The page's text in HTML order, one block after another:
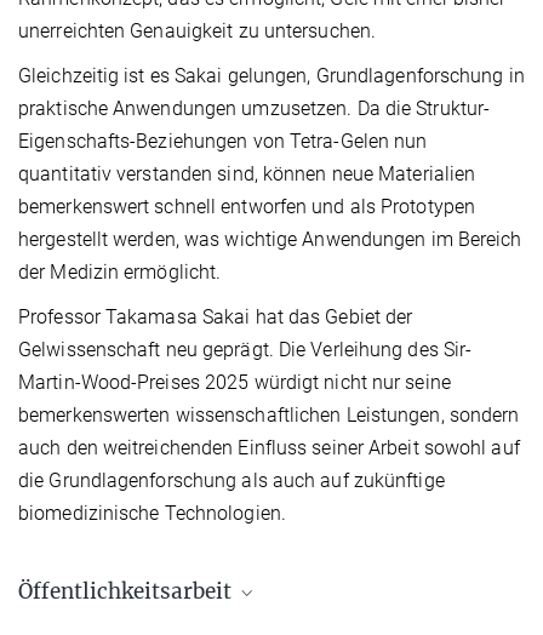
unerreichten Genauigkeit zu untersuchen.
Gleichzeitig ist es Sakai gelungen, Grundlagenforschung in
praktische Anwendungen umzusetzen. Da die Struktur-
Eigenschafts-Beziehungen von Tetra-Gelen nun
quantitativ verstanden sind, können neue Materialien
bemerkenswert schnell entworfen und als Prototypen
hergestellt werden, was wichtige Anwendungen im Bereich
der Medizin ermöglicht.
Professor Takamasa Sakai hat das Gebiet der
Gelwissenschaft neu geprägt. Die Verleihung des Sir-
Martin-Wood-Preises 2025 würdigt nicht nur seine
bemerkenswerten wissenschaftlichen Leistungen, sondern
auch den weitreichenden Einfluss seiner Arbeit sowohl auf
die Grundlagenforschung als auch auf zukünftige
biomedizinische Technologien.
Öffentlichkeitsarbeit